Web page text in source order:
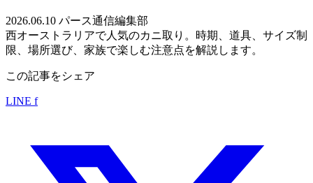
2026.06.10 パース通信編集部
西オーストラリアで人気のカニ取り。時期、道具、サイズ制
限、場所選び、家族で楽しむ注意点を解説します。
この記事をシェア
LINE f